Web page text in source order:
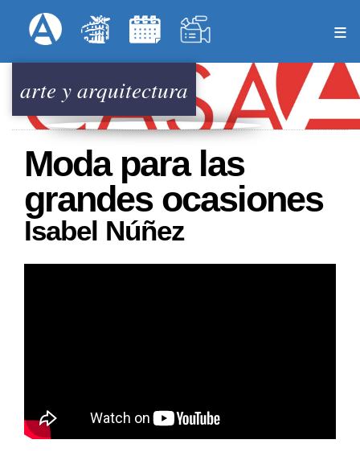
al
principal
Menú Superior
arte y arquitectura
Moda para las
grandes ocasiones
Isabel Núñez